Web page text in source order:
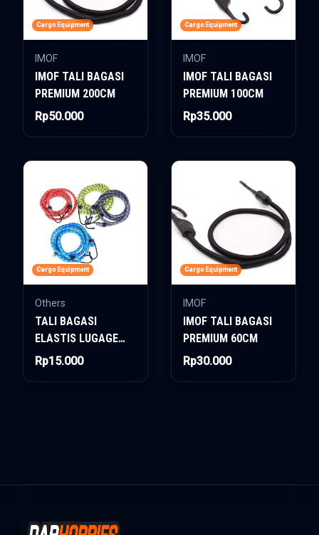
Cargo Equipment
IMOF
IMOF TALI BAGASI
PREMIUM 200CM
Rp50.000
Cargo Equipment
IMOF
IMOF TALI BAGASI
PREMIUM 100CM
Rp35.000
Cargo Equipment
Others
TALI BAGASI
ELASTIS LUGAGE
STRAP 150CM
Rp15.000
Cargo Equipment
IMOF
IMOF TALI BAGASI
PREMIUM 60CM
Rp30.000